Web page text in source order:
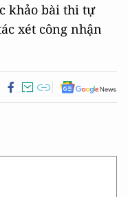
khảo bài thi tự
xét công nhận